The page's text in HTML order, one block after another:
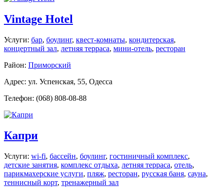
Vintage Hotel
Услуги: бар, боулинг, квест-комнаты, кондитерская,
концертный зал, летняя терраса, мини-отель, ресторан
Район: Приморский
Адрес: ул. Успенская, 55, Одесса
Телефон: (068) 808-08-88
Капри
Услуги: wi-fi, бассейн, боулинг, гостиничный комплекс,
детские занятия, комплекс отдыха, летняя терраса, отель,
парикмахерские услуги, пляж, ресторан, русская баня, сауна,
теннисный корт, тренажерный зал